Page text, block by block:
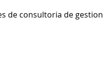
de consultoria de gestion